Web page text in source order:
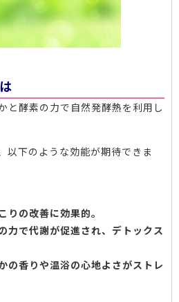
と酵素の力で自然発酵熱を利用し
以下のような効能が期待できま
りの改善に効果的。
力で代謝が促進され、デトックス
の香りや温浴の心地よさがストレ